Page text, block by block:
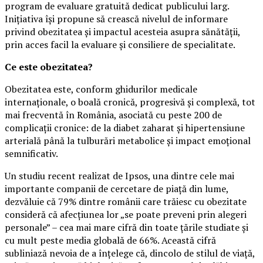
program de evaluare gratuită dedicat publicului larg.
Inițiativa își propune să crească nivelul de informare
privind obezitatea și impactul acesteia asupra sănătății,
prin acces facil la evaluare și consiliere de specialitate.
Ce este obezitatea?
Obezitatea este, conform ghidurilor medicale
internaționale, o boală cronică, progresivă și complexă, tot
mai frecventă în România, asociată cu peste 200 de
complicații cronice: de la diabet zaharat și hipertensiune
arterială până la tulburări metabolice și impact emoțional
semnificativ.
Un studiu recent realizat de Ipsos, una dintre cele mai
importante companii de cercetare de piață din lume,
dezvăluie că 79% dintre românii care trăiesc cu obezitate
consideră că afecțiunea lor „se poate preveni prin alegeri
personale” – cea mai mare cifră din toate țările studiate și
cu mult peste media globală de 66%. Această cifră
subliniază nevoia de a înțelege că, dincolo de stilul de viață,